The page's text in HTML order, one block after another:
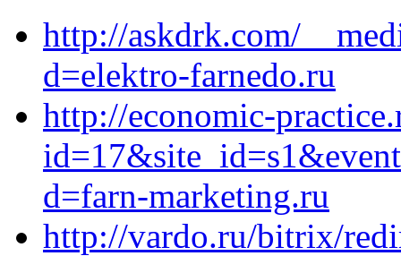
http://askdrk.com/
d=elektro-farnedo.ru
http://economic-
d=farn-marketing.ru
http://vardo.ru/bitrix/